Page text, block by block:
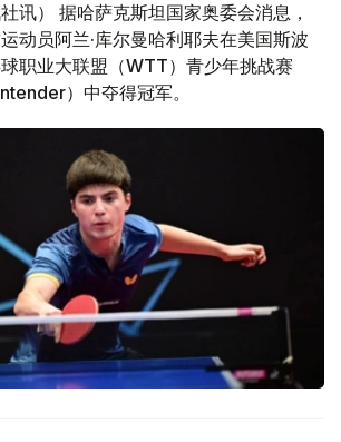
讯） 据哈萨克斯坦国家奥委会消息，
动员阿兰·库尔曼哈利耶夫在美国斯波
职业大联盟（WTT）青少年挑战赛
）中夺得冠军。